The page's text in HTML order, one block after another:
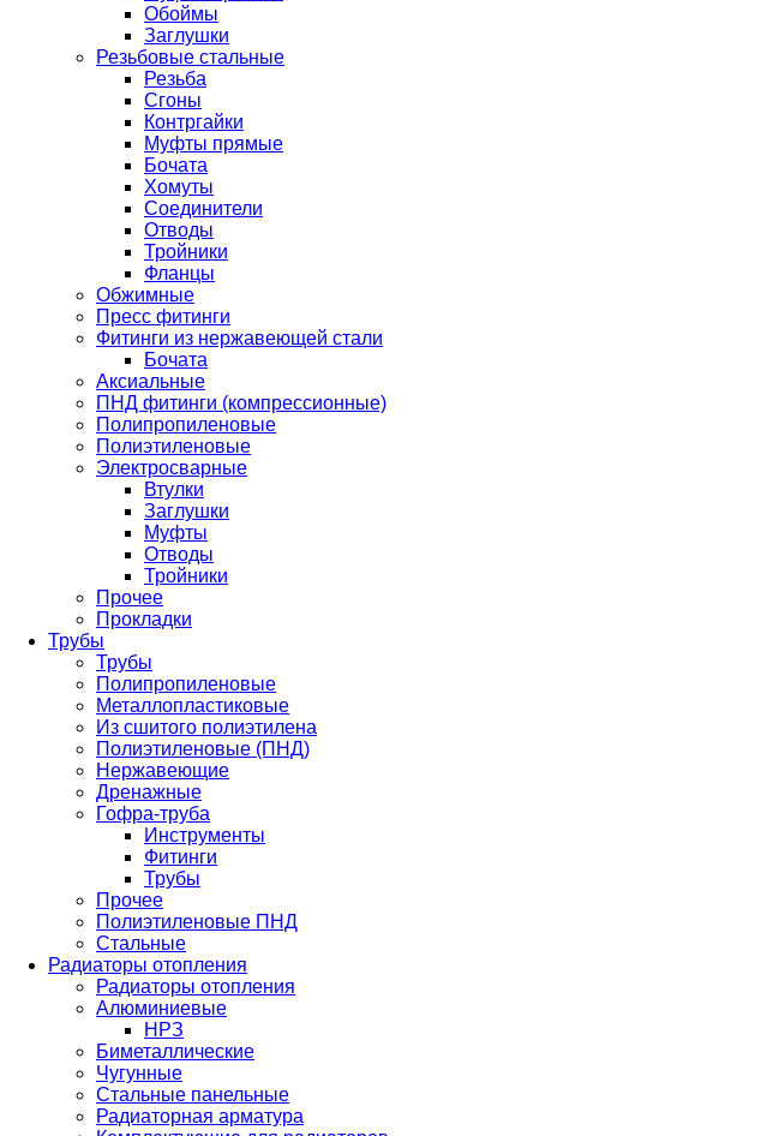
Обоймы
Заглушки
Резьбовые стальные
Резьба
Сгоны
Контргайки
Муфты прямые
Бочата
Хомуты
Соединители
Отводы
Тройники
Фланцы
Обжимные
Пресс фитинги
Фитинги из нержавеющей стали
Бочата
Аксиальные
ПНД фитинги (компрессионные)
Полипропиленовые
Полиэтиленовые
Электросварные
Втулки
Заглушки
Муфты
Отводы
Тройники
Прочее
Прокладки
Трубы
Трубы
Полипропиленовые
Металлопластиковые
Из сшитого полиэтилена
Полиэтиленовые (ПНД)
Нержавеющие
Дренажные
Гофра-труба
Инструменты
Фитинги
Трубы
Прочее
Полиэтиленовые ПНД
Стальные
Радиаторы отопления
Радиаторы отопления
Алюминиевые
НРЗ
Биметаллические
Чугунные
Стальные панельные
Радиаторная арматура